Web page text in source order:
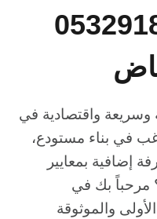
0532918998
واقتصادية في
في بناء مستودع،
إضافية بمعايير
مرحباً بك في
والموثوقة